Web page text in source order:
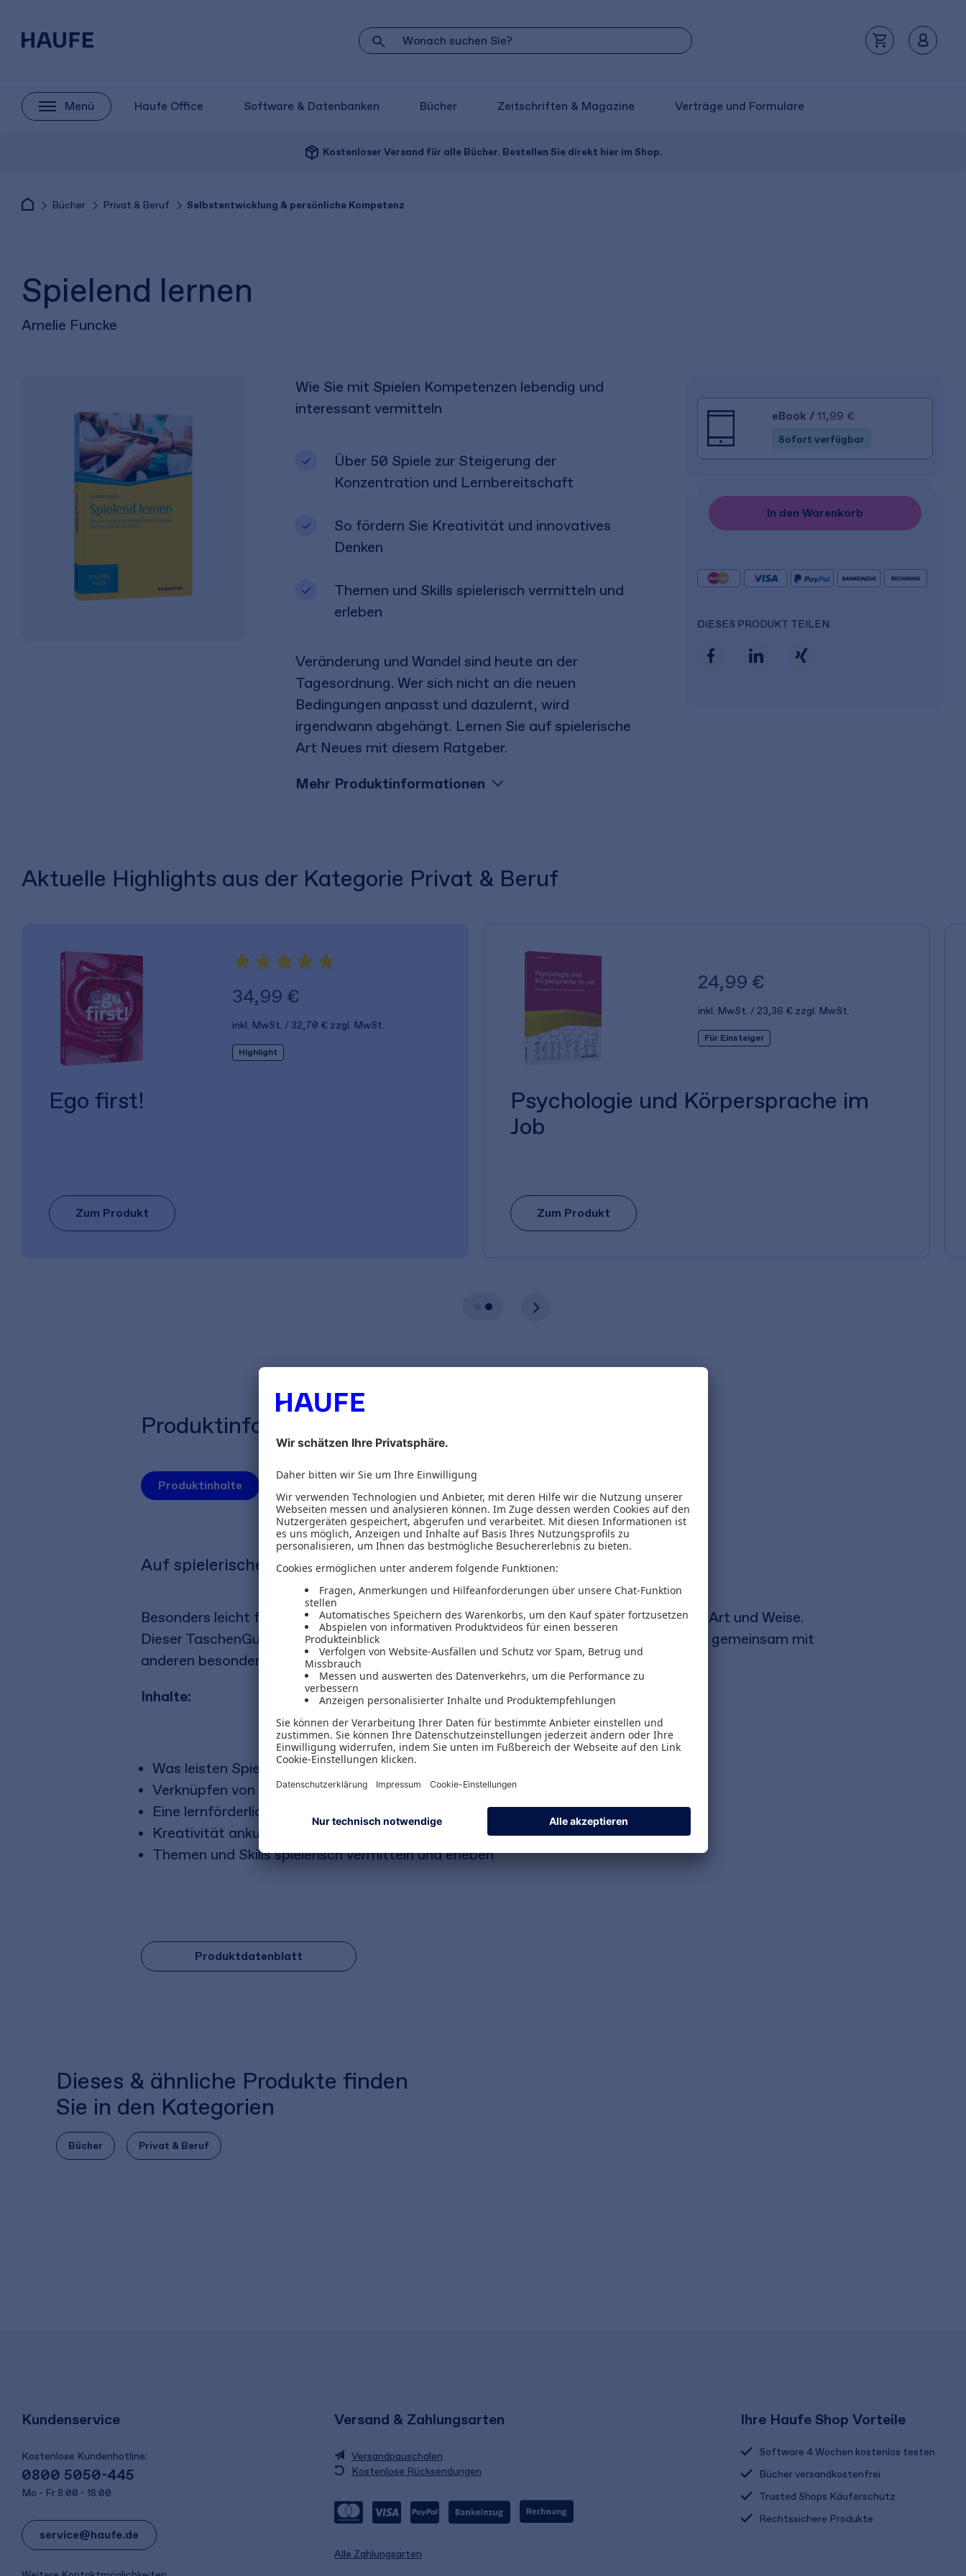
Menü Haufe Office Software & Datenbanken Bücher Zeitschriften & Magazine Verträge und Formulare
package_2 Kostenloser Versand für alle Bücher. Bestellen Sie direkt hier im Shop.
Bücher Privat & Beruf Selbstentwicklung & persönliche Kompetenz
Spielend lernen
Amelie Funcke
Wie Sie mit Spielen Kompetenzen lebendig und
interessant vermitteln
Über 50 Spiele zur Steigerung der
Konzentration und Lernbereitschaft
So fördern Sie Kreativität und innovatives
Denken
Themen und Skills spielerisch vermitteln und
erleben
Veränderung und Wandel sind heute an der
Tagesordnung. Wer sich nicht an die neuen
Bedingungen anpasst und dazulernt, wird
irgendwann abgehängt. Lernen Sie auf spielerische
Art Neues mit diesem Ratgeber.
Mehr Produktinformationen
eBook / 11,99 €
Sofort verfügbar
In den Warenkorb
DIESES PRODUKT TEILEN
Aktuelle Highlights aus der Kategorie Privat & Beruf
34,99 €
inkl. MwSt. 32,70 € zzgl. MwSt.
Highlight
Ego first!
Zum Produkt
24,99 €
inkl. MwSt. 23,36 € zzgl. MwSt.
Für Einsteiger
Psychologie und Körpersprache im
Job
Zum Produkt
Produktinformationen
Produktinhalte Inhaltsverzeichnis
Auf spielerische Art leicht lernen
Besonders leicht funktioniert Lernen und das Vermitteln neuer Inhalte auf spielerische Art und Weise.
Dieser TaschenGuide bietet über 50 Spiele, mit deren Hilfe und auf deren Basis es sich gemeinsam mit
anderen besonders gut lernen und neues Wissen erarbeiten lässt.
Inhalte:
Was leisten Spiele im Training und wie bringt man Menschen zum Spielen?
Verknüpfen von Spielen mit Inhalten
Eine lernförderliche Atmosphäre schaffen: Kontakt und Vertrauen aufbauen
Kreativität ankurbeln und innovatives Denken fördern
Themen und Skills spielerisch vermitteln und erleben
Produktdatenblatt
Dieses & ähnliche Produkte finden
Sie in den Kategorien
Bücher Privat & Beruf
Kundenservice
Kostenlose Kundenhotline:
0800 5050-445
Mo - Fr 8:00 - 18:00
service@haufe.de
Versand & Zahlungsarten
Versandpauschalen
Kostenlose Rücksendungen
Alle Zahlungsarten
Ihre Haufe Shop Vorteile
Software 4 Wochen kostenlos testen
Bücher versandkostenfrei
Trusted Shops Käuferschutz
Rechtssichere Produkte